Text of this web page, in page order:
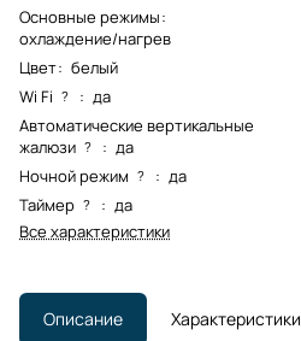
Основные режимы:
охлаждение/нагрев
Цвет: белый
Wi Fi ? : да
Автоматические вертикальные
жалюзи ? : да
Ночной режим ? : да
Таймер ? : да
Все характеристики
Описание Характеристики